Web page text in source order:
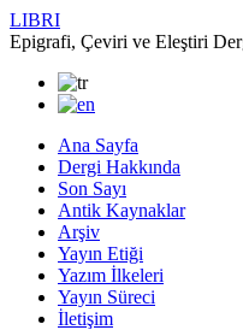
LIBRI
Epigrafi, Çeviri ve Eleştiri
Ana Sayfa
Dergi Hakkında
Son Sayı
Antik Kaynaklar
Arşiv
Yayın Etiği
Yazım İlkeleri
Yayın Süreci
İletişim